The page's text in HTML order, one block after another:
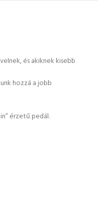
és akiknek kisebb
hozzá a jobb
érzetű pedál.